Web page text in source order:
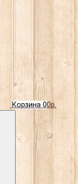
Корзина 00р.